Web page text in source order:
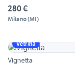
280 €
Milano(MI)
Vetrina
Vignetta